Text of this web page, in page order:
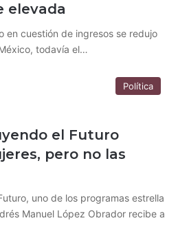
elevada
en cuestión de ingresos se redujo
todavía el…
Política
el Futuro
pero no las
uno de los programas estrella
Manuel López Obrador recibe a